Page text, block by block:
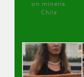
sin minería.
Chile